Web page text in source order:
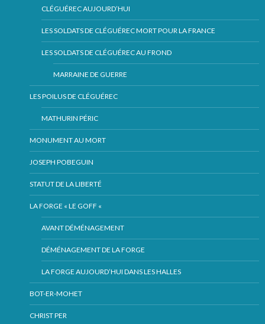
CLÉGUÉREC AUJOURD’HUI
LES SOLDATS DE CLÉGUÉREC MORT POUR LA FRANCE
LES SOLDATS DE CLÉGUÉREC AU FROND
MARRAINE DE GUERRE
LES POILUS DE CLÉGUÉREC
MATHURIN PÉRIC
MONUMENT AU MORT
JOSEPH POBEGUIN
STATUT DE LA LIBERTÉ
LA FORGE « LE GOFF «
AVANT DÉMÉNAGEMENT
DÉMÉNAGEMENT DE LA FORGE
LA FORGE AUJOURD’HUI DANS LES HALLES
BOT-ER-MOHET
CHRIST PER